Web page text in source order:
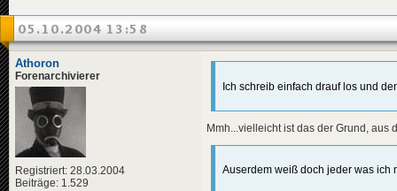
05.10.2004 13:58
Athoron
Forenarchivierer
Registriert: 28.03.2004
Beiträge: 1.529
Ich schreib einfach drauf los und
Mmh...vielleicht ist das der Grund,
Auserdem weiß doch jeder was ich